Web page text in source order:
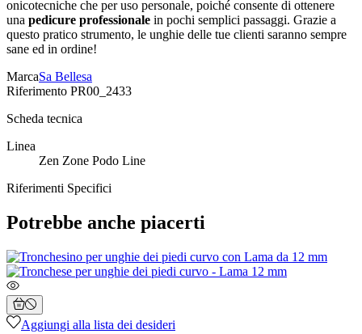
onicotecniche che per uso personale, poiché consente di ottenere
una pedicure professionale in pochi semplici passaggi. Grazie a
questo pratico strumento, le unghie delle tue clienti saranno sempre
sane ed in ordine!
MarcaSa Bellesa
Riferimento PR00_2433
Scheda tecnica
Linea
Zen Zone Podo Line
Riferimenti Specifici
Potrebbe anche piacerti
Aggiungi alla lista dei desideri